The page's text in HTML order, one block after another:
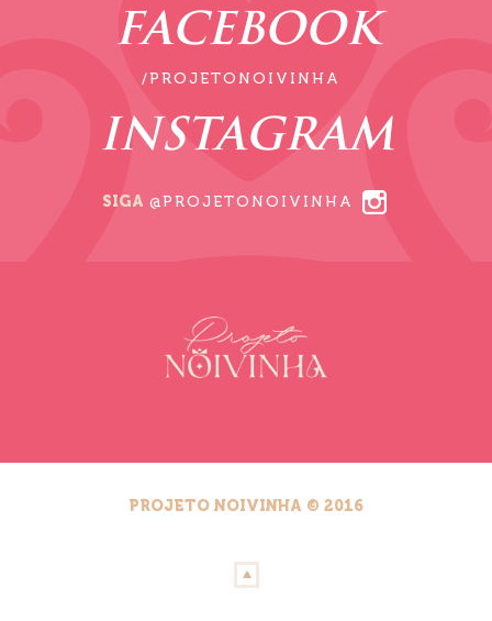
FACEBOOK
/PROJETONOIVINHA
INSTAGRAM
SIGA @PROJETONOIVINHA
PROJETO NOIVINHA © 2016